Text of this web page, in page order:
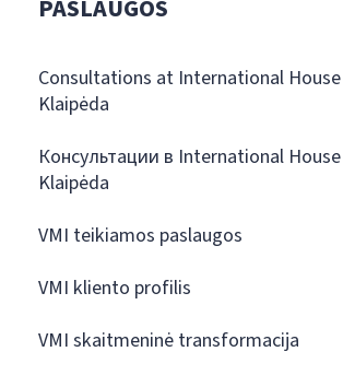
PASLAUGOS
Consultations at International
Klaipėda
Консультации в International
Klaipėda
VMI teikiamos paslaugos
VMI kliento profilis
VMI skaitmeninė transformacija